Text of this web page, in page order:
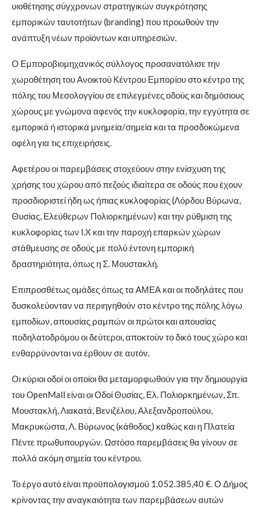
υιοθέτησης σύγχρονων στρατηγικών συγκρότησης
εμπορικών ταυτοτήτων (branding) που προωθούν την
ανάπτυξη νέων προϊόντων και υπηρεσιών.
Ο Εμποροβιομηχανικός σύλλογος προσανατόλισε την
χωροθέτηση του Ανοικτού Κέντρου Εμπορίου στο κέντρο της
πόλης του Μεσολογγίου σε επιλεγμένες οδούς και δημόσιους
χώρους με γνώμονα αφενός την κυκλοφορία, την εγγύτητα σε
εμπορικά ή ιστορικά μνημεία/σημεία και τα προσδοκώμενα
οφέλη για τις επιχειρήσεις.
Αφετέρου οι παρεμβάσεις στοχεύουν στην ενίσχυση της
χρήσης του χώρου από πεζούς ιδιαίτερα σε οδούς που έχουν
προσδιοριστεί ήδη ως ήπιας κυκλοφορίας (Λόρδου Βύρωνα,
Θυσίας, Ελεύθερων Πολιορκημένων) και την ρύθμιση της
κυκλοφορίας των Ι.Χ και την παροχή επαρκών χώρων
στάθμευσης σε οδούς με πολύ έντονη εμπορική
δραστηριότητα, όπως η Σ. Μουστακλή.
Επιπροσθέτως ομάδες όπως τα ΑΜΕΑ και οι ποδηλάτες που
δυσκολεύονταν να περιηγηθούν στο κέντρο της πόλης λόγω
εμποδίων, απουσίας ραμπών οι πρώτοι και απουσίας
ποδηλατοδρόμου οι δεύτεροι, αποκτούν το δικό τους χώρο και
ενθαρρύνονται να έρθουν σε αυτόν.
Οι κύριοι οδοί οι οποίοι θα μεταμορφωθούν για την δημιουργία
του OpenMall είναι οι Οδοί Θυσίας, Ελ. Πολιορκημένων, Σπ.
Μουστακλή, Λιακατά, Βενιζέλου, Αλεξανδροπούλου,
Μακρυκώστα, Λ. Βύρωνος (κάθοδος) καθώς και η Πλατεία
Πέντε πρωθυπουργών. Ωστόσο παρεμβάσεις θα γίνουν σε
πολλά ακόμη σημεία του κέντρου.
Το έργο αυτό είναι προϋπολογισμού 1.052.385,40 €. Ο Δήμος
κρίνοντας την αναγκαιότητα των παρεμβάσεων αυτών